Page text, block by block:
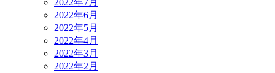
2022年7月
2022年6月
2022年5月
2022年4月
2022年3月
2022年2月